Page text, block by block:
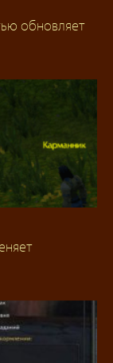
обновляет